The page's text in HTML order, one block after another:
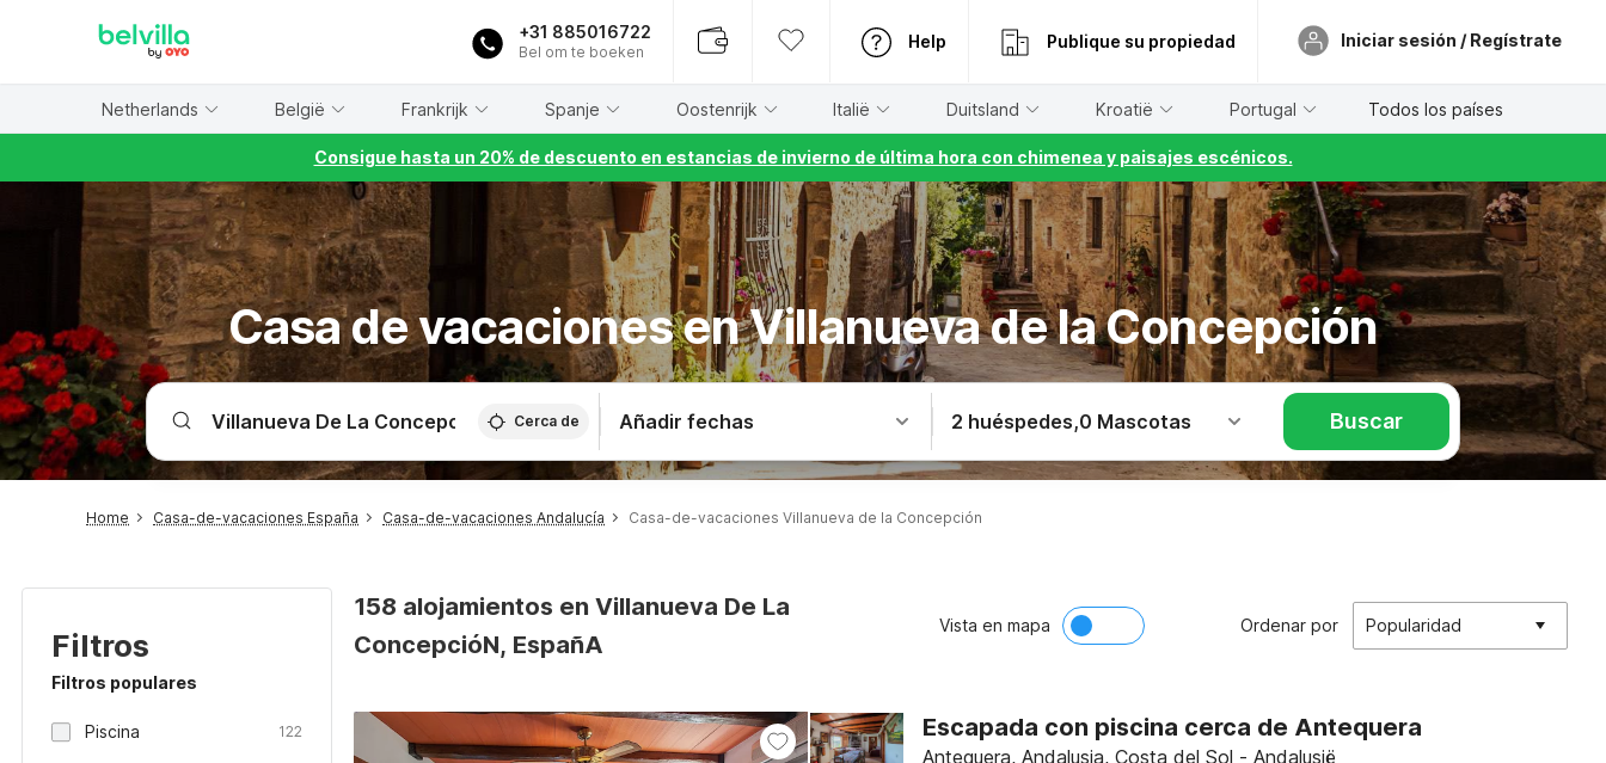
+31 885016722
Bel om te boeken
Help Publique su propiedad Iniciar sesión / Regístrate
Netherlands België Frankrijk Spanje Oostenrijk Italië Duitsland Kroatië Portugal Todos los países
Consigue hasta un 20% de descuento en estancias de invierno de última hora con chimenea y paisajes escénicos.
Casa de vacaciones en Villanueva de la Concepción
Cerca de Añadir fechas 2 huéspedes,0 Mascotas Buscar
Home Casa-de-vacaciones España Casa-de-vacaciones Andalucía Casa-de-vacaciones Villanueva de la Concepción
Filtros
Filtros populares
Piscina 122
158 alojamientos en Villanueva De La
ConcepcióN, EspañA
Vista en mapa Ordenar por Popularidad
Escapada con piscina cerca de Antequera
Antequera, Andalusia, Costa del Sol - Andalusië